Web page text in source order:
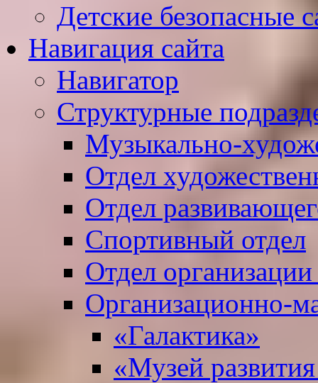
Детские безопасные
Навигация сайта
Навигатор
Структурные
Музыкально-
Отдел
Отдел
Спортивный отдел
Отдел
Организационно-
«Галактика»
«Музей